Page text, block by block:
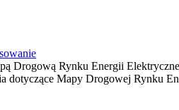
Drogową Rynku Energii
dotyczące Mapy Drogowej Rynku